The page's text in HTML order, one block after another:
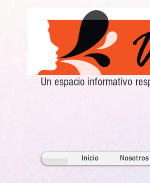
Un espacio informativo
Inicio Nosotros